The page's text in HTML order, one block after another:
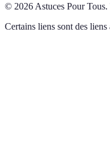
© 2026 Astuces Pour Tous.
Certains liens sont des